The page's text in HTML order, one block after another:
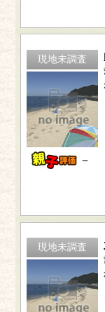
現地未調査
－
現地未調査